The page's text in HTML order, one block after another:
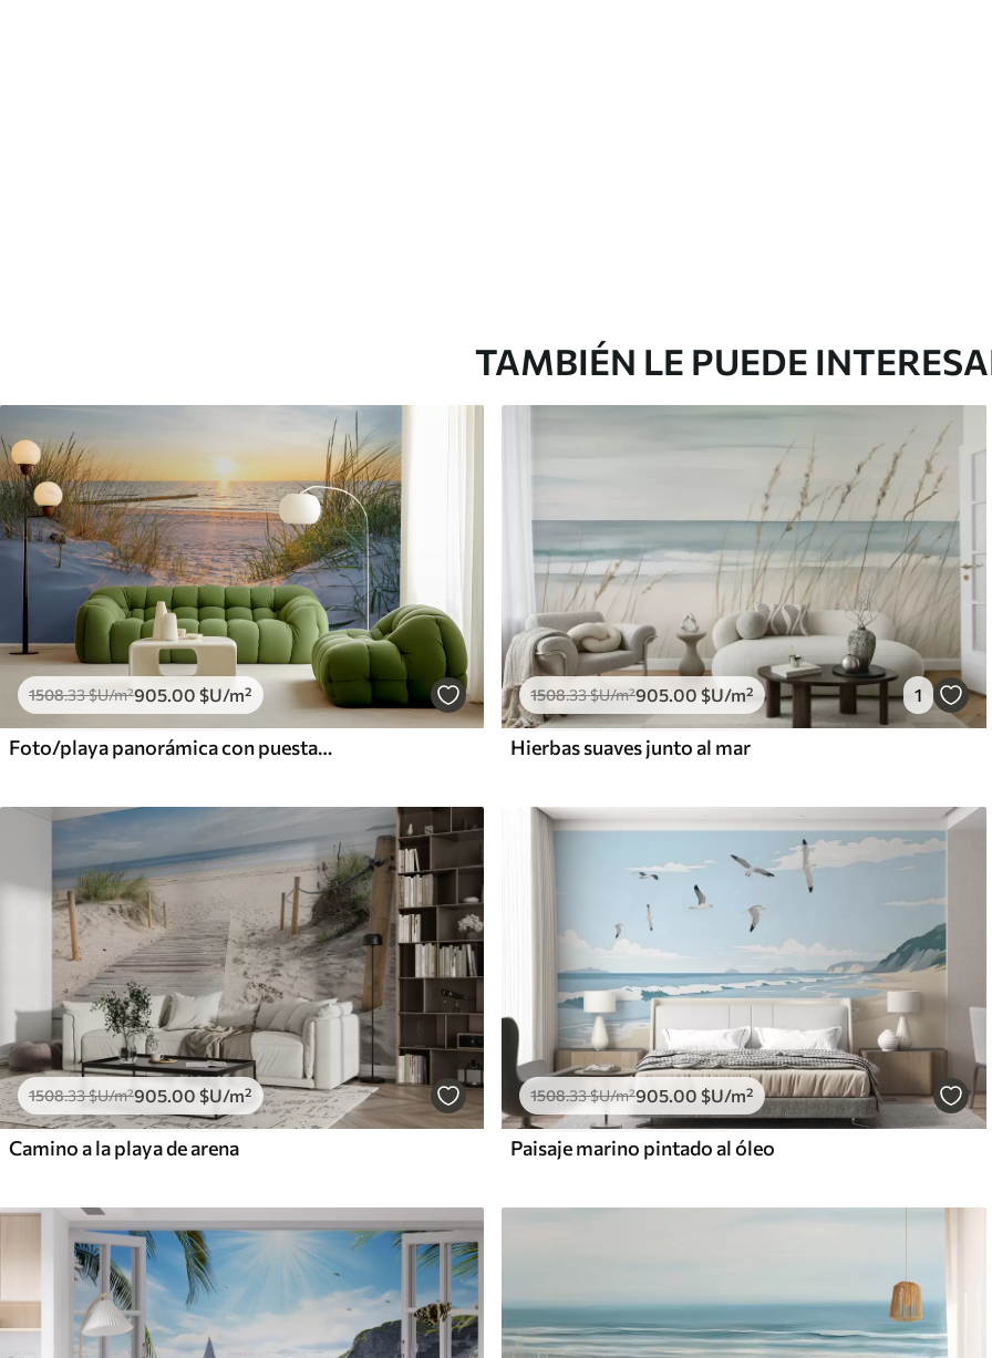
TAMBIÉN LE PUEDE
1508.33$U/m²905 .00 $U/m²
Foto/playa panorámica con puesta de sol
1508.33$U/m²905 .00$U/m² 1
Hierbas suaves junto al mar
1508.33$U/m²905.00 $U/m²
Camino a la playa de arena
1508.33$U/m²905.00 $U/m²
Paisaje marino pintado al óleo